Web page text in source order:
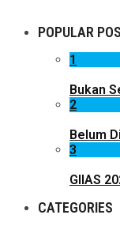
POPULAR
1
Bukan
2
Belum
3
GIIAS
CATEGORIES